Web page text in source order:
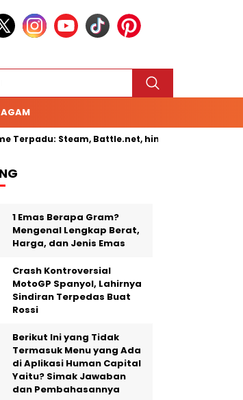
Steam, Battle.net, hingga Cloud Gaming
1 Emas Berapa Gram?
Mengenal Lengkap Berat,
Harga, dan Jenis Emas
Crash Kontroversial
MotoGP Spanyol, Lahirnya
Sindiran Terpedas Buat
Rossi
Berikut Ini yang Tidak
Termasuk Menu yang Ada
di Aplikasi Human Capital
Yaitu? Simak Jawaban
dan Pembahasannya